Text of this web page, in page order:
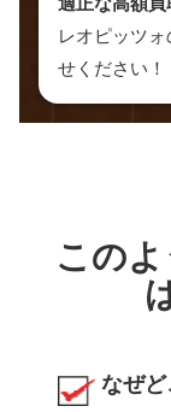
レオピッツ
せください！
この
なぜど